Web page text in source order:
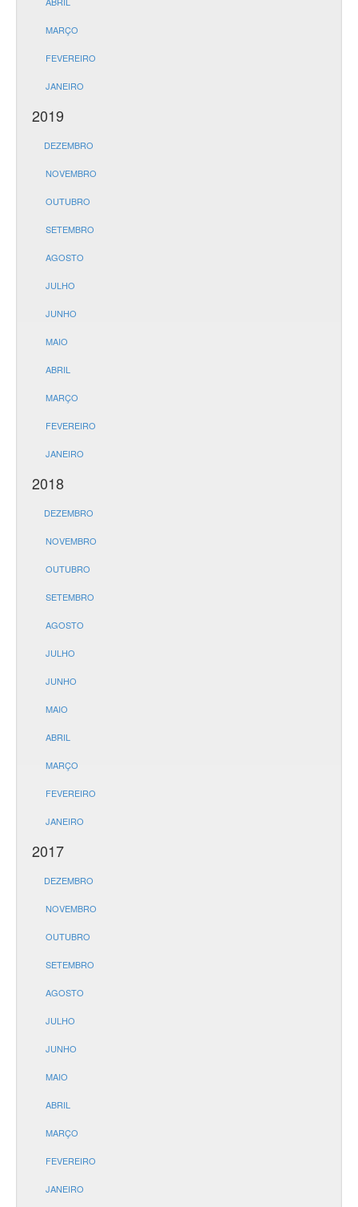
MARÇO
FEVEREIRO
JANEIRO
2019
DEZEMBRO
NOVEMBRO
OUTUBRO
SETEMBRO
AGOSTO
JULHO
JUNHO
MAIO
ABRIL
MARÇO
FEVEREIRO
JANEIRO
2018
DEZEMBRO
NOVEMBRO
OUTUBRO
SETEMBRO
AGOSTO
JULHO
JUNHO
MAIO
ABRIL
MARÇO
FEVEREIRO
JANEIRO
2017
DEZEMBRO
NOVEMBRO
OUTUBRO
SETEMBRO
AGOSTO
JULHO
JUNHO
MAIO
ABRIL
MARÇO
FEVEREIRO
JANEIRO